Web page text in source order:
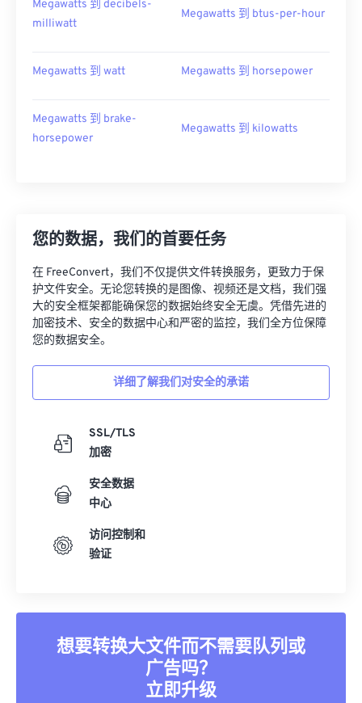
Megawatts 到 decibels-
milliwatt
Megawatts 到 btus-per-hour
Megawatts 到 watt Megawatts 到 horsepower
Megawatts 到 brake-
horsepower
Megawatts 到 kilowatts
您的数据，我们的首要任务
在 FreeConvert，我们不仅提供文件转换服务，更致力于保
护文件安全。无论您转换的是图像、视频还是文档，我们强
大的安全框架都能确保您的数据始终安全无虞。凭借先进的
加密技术、安全的数据中心和严密的监控，我们全方位保障
您的数据安全。
详细了解我们对安全的承诺
SSL/TLS
加密
安全数据
中心
访问控制和
验证
想要转换大文件而不需要队列或
广告吗？
立即升级